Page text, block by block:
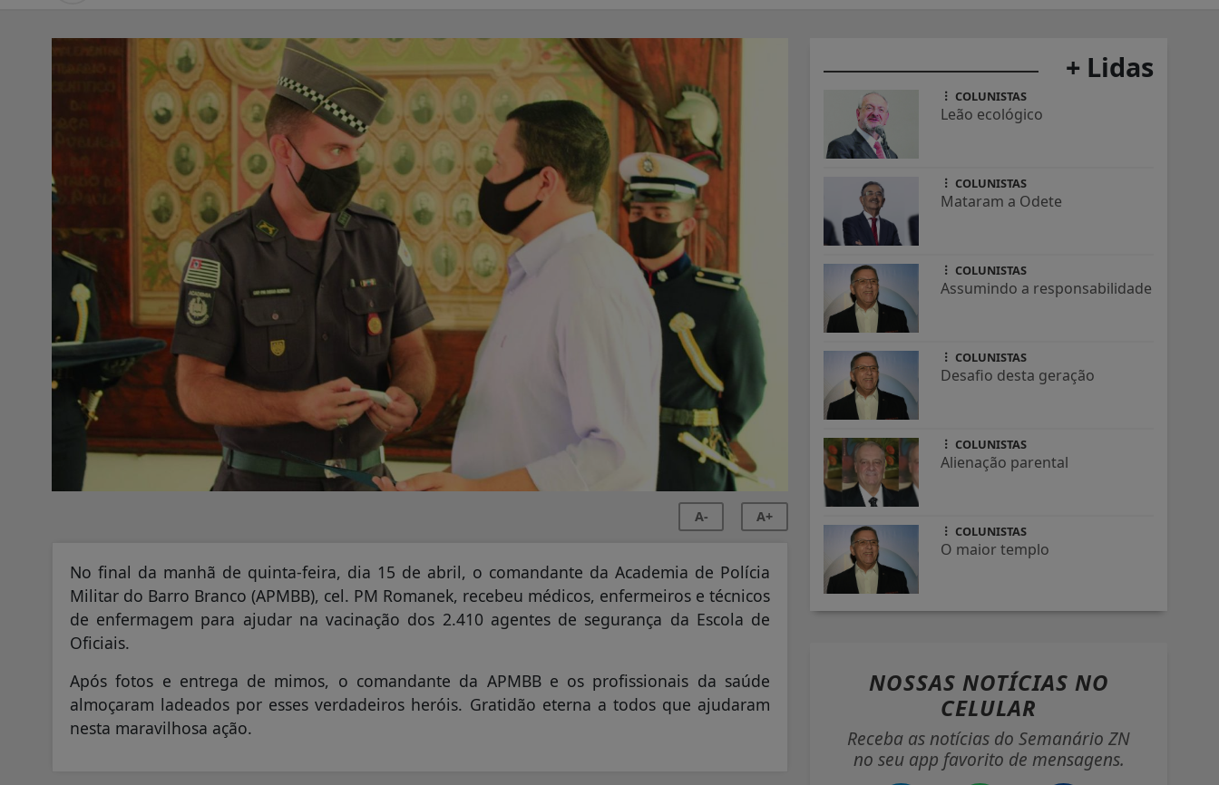
A- A+
No final da manhã de quinta-feira, dia 15 de abril, o comandante da Academia de Polícia
Militar do Barro Branco (APMBB), cel. PM Romanek, recebeu médicos, enfermeiros e técnicos
de enfermagem para ajudar na vacinação dos 2.410 agentes de segurança da Escola de
Oficiais.
Após fotos e entrega de mimos, o comandante da APMBB e os profissionais da saúde
almoçaram ladeados por esses verdadeiros heróis. Gratidão eterna a todos que ajudaram
nesta maravilhosa ação.
+ Lidas
COLUNISTAS
Leão ecológico
COLUNISTAS
Mataram a Odete
COLUNISTAS
Assumindo a responsabilidade
COLUNISTAS
Desafio desta geração
COLUNISTAS
Alienação parental
COLUNISTAS
O maior templo
NOSSAS NOTÍCIAS NO
CELULAR
Receba as notícias do Semanário ZN
no seu app favorito de mensagens.